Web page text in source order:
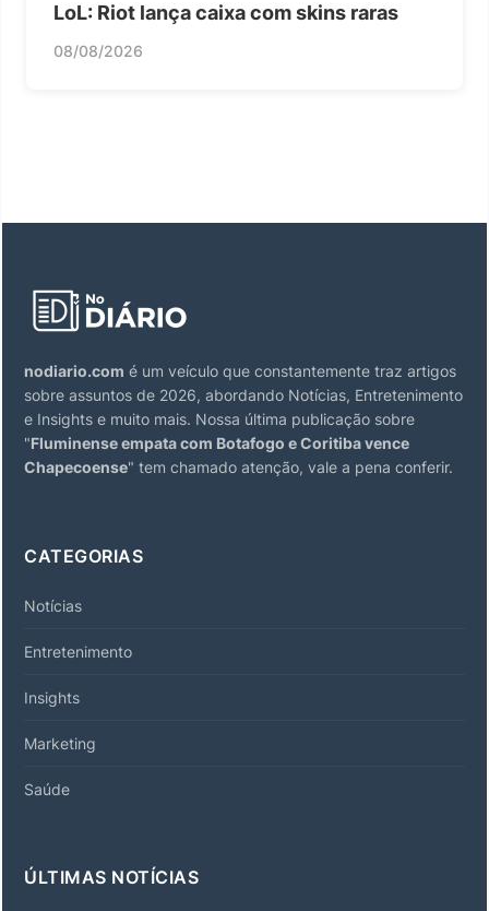
LoL: Riot lança caixa com skins raras
08/08/2026
nodiario.com é um veículo que constantemente traz artigos
sobre assuntos de 2026, abordando Notícias, Entretenimento
e Insights e muito mais. Nossa última publicação sobre
"Fluminense empata com Botafogo e Coritiba vence
Chapecoense" tem chamado atenção, vale a pena conferir.
CATEGORIAS
Notícias
Entretenimento
Insights
Marketing
Saúde
ÚLTIMAS NOTÍCIAS